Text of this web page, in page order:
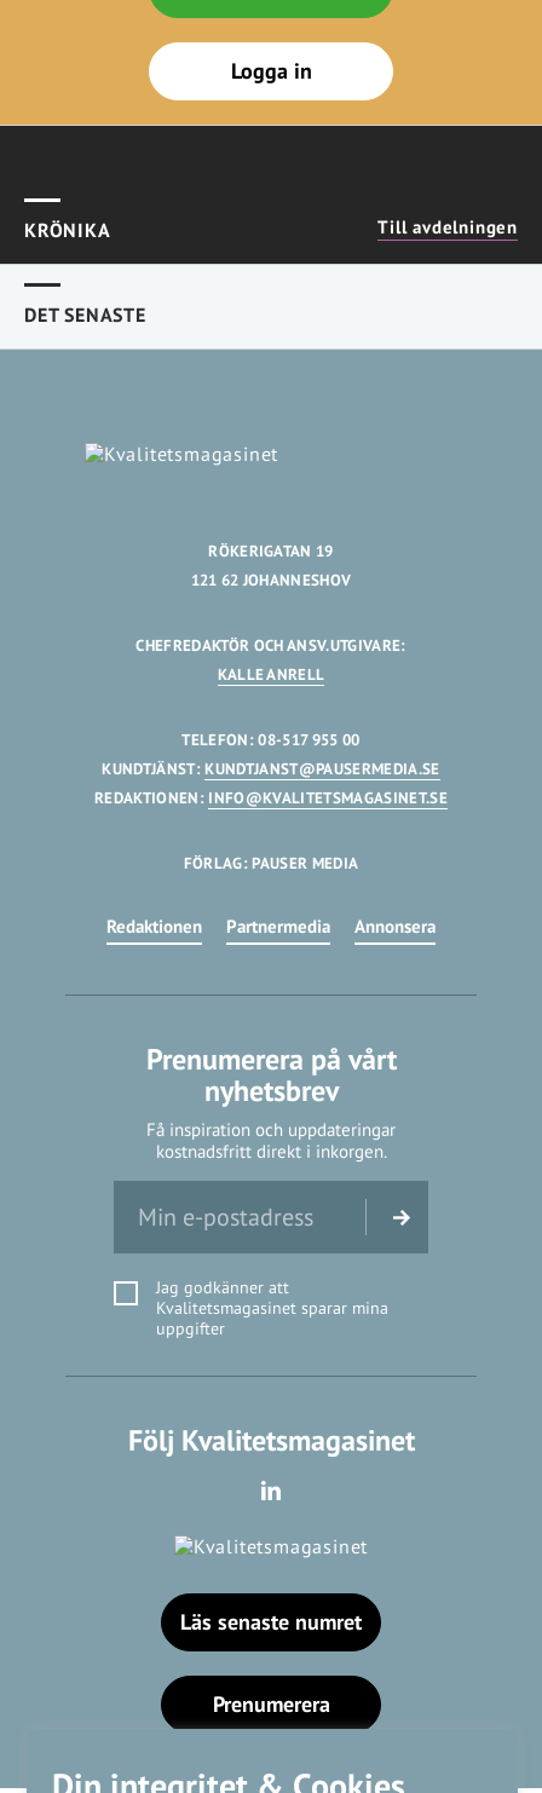
Logga in
KRÖNIKA Till avdelningen
DET SENASTE
RÖKERIGATAN 19
121 62 JOHANNESHOV
CHEFREDAKTÖR OCH ANSV.UTGIVARE:
KALLE ANRELL
TELEFON: 08-517 955 00
KUNDTJÄNST:KUNDTJANST@PAUSERMEDIA.SE
REDAKTIONEN: INFO@KVALITETSMAGASINET.SE
FÖRLAG: PAUSER MEDIA
Redaktionen Partnermedia Annonsera
Prenumerera på vårt
nyhetsbrev
Få inspiration och uppdateringar
kostnadsfritt direkt i inkorgen.
Jag godkänner att
Kvalitetsmagasinet sparar mina
uppgifter
Följ Kvalitetsmagasinet
Läs senaste numret
Prenumerera